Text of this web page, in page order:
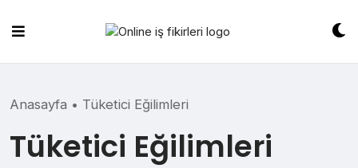
content
Anasayfa • Tüketici Eğilimleri
Tüketici Eğilimleri